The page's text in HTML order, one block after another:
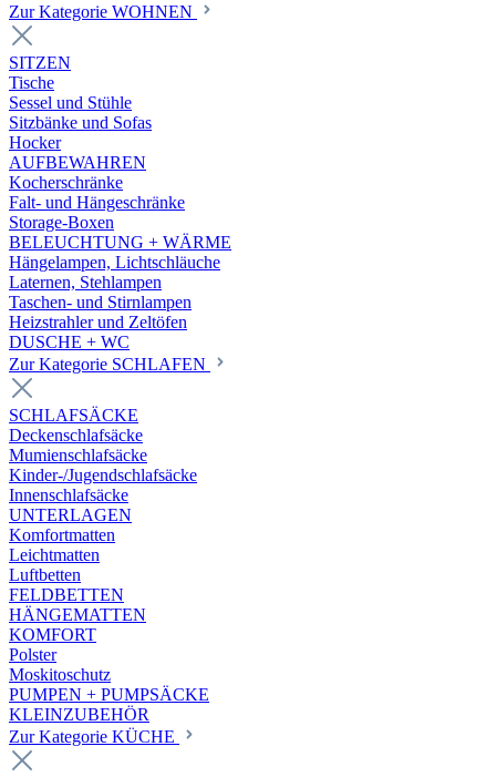
Zur Kategorie WOHNEN
SITZEN
Tische
Sessel und Stühle
Sitzbänke und Sofas
Hocker
AUFBEWAHREN
Kocherschränke
Falt- und Hängeschränke
Storage-Boxen
BELEUCHTUNG + WÄRME
Hängelampen, Lichtschläuche
Laternen, Stehlampen
Taschen- und Stirnlampen
Heizstrahler und Zeltöfen
DUSCHE + WC
Zur Kategorie SCHLAFEN
SCHLAFSÄCKE
Deckenschlafsäcke
Mumienschlafsäcke
Kinder-/Jugendschlafsäcke
Innenschlafsäcke
UNTERLAGEN
Komfortmatten
Leichtmatten
Luftbetten
FELDBETTEN
HÄNGEMATTEN
KOMFORT
Polster
Moskitoschutz
PUMPEN + PUMPSÄCKE
KLEINZUBEHÖR
Zur Kategorie KÜCHE